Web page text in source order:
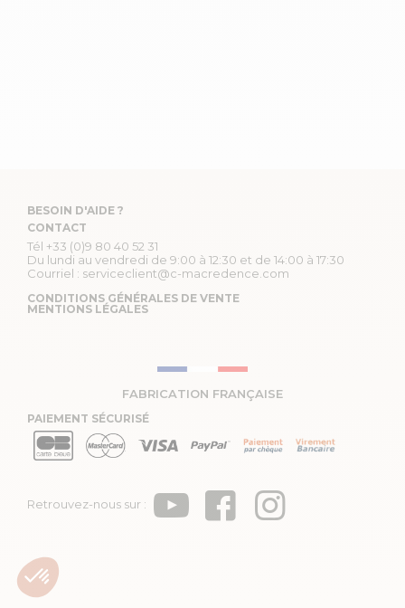
BESOIN D'AIDE ?
CONTACT
Tél +33 (0)9 80 40 52 31
Du lundi au vendredi de 9:00 à 12:30 et de 14:00 à 17:30
Courriel : serviceclient@c-macredence.com
CONDITIONS GÉNÉRALES DE VENTE
MENTIONS LÉGALES
FABRICATION FRANÇAISE
PAIEMENT SÉCURISÉ
Retrouvez-nous sur :